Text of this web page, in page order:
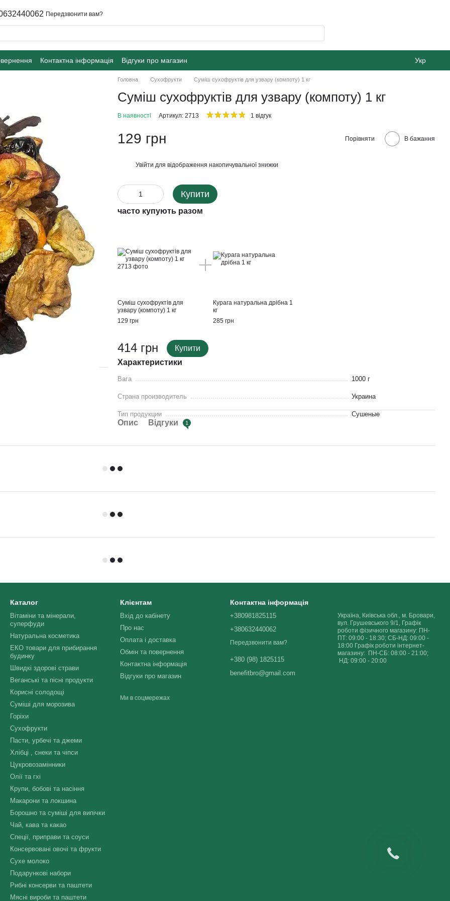
Передзвонити вам?
Контактна інформація Відгуки про магазин Укр
Головна Сухофрукти Суміш сухофруктів для узвару (компоту) 1 кг
Суміш сухофруктів для узвару (компоту) 1 кг
В наявності Артикул: 2713 1 відгук
129 грн Порівняти В бажання
Увійти для відображення накопичувальної знижки
Купити
часто купують разом
Суміш сухофруктів для
узвару (компоту) 1 кг
129 грн
Курага натуральна дрібна 1
кг
285 грн
414 грн
Купити
Характеристики
Вага 1000 г
Страна производитель Украина
Тип продукции Сушеные
Опис Відгуки 1
Каталог
Вітаміни та мінерали,
суперфуди
Натуральна косметика
ЕКО товари для прибирання
будинку
Швидкі здорові страви
Веганські та пісні продукти
Корисні солодощі
Суміші для морозива
Горіхи
Сухофрукти
Пасти, урбечі та джеми
Хлібці , снеки та чіпси
Цукровозамінники
Олії та гхі
Крупи, бобові та насіння
Макарони та локшина
Борошно та суміші для випічки
Чай, кава та какао
Спеції, приправи та соуси
Консервовані овочі та фрукти
Сухе молоко
Подарункові набори
Рибні консерви та паштети
Мясні вироби та паштети
Клієнтам
Вхід до кабінету
Про нас
Оплата і доставка
Обмін та повернення
Контактна інформація
Відгуки про магазин
Ми в соцмережах
Контактна інформація
+380981825115
+380632440062
Передзвонити вам?
+380 (98) 1825115
benefitbro@gmail.com
Україна, Київська обл., м. Бровари,
вул. Грушевського 9/1, Графік
роботи фізичного магазину: ПН-
ПТ: 09:00 - 18:30; СБ-НД: 09:00 -
18:00 Графік роботи інтернет-
магазину: ПН-СБ: 08:00 - 21:00;
НД: 09:00 - 20:00